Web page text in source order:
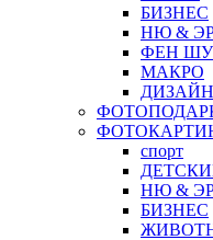
БИЗНЕС
НЮ &
ФЕН
МАКРО
спорт
НЮ &
БИЗНЕС